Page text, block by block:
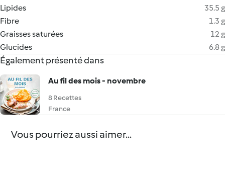
Lipides
35.5 g
Fibre
1.3 g
Graisses saturées
12 g
Glucides
6.8 g
Également présenté dans
Au fil des mois - novembre
8 Recettes
France
Vous pourriez aussi aimer...